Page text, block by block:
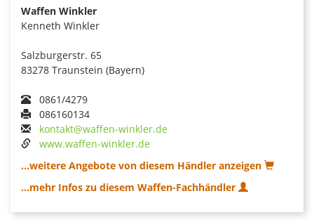
Waffen Winkler
Kenneth Winkler
Salzburgerstr. 65
83278 Traunstein (Bayern)
0861/4279
086160134
kontakt@waffen-winkler.de
www.waffen-winkler.de
...weitere Angebote von diesem Händler anzeigen
...mehr Infos zu diesem Waffen-Fachhändler